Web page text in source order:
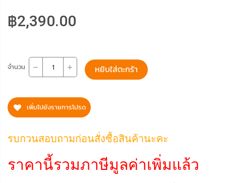
฿2,390.00
จำนวน หยิบใส่ตะกร้า
เพิ่มไปยังรายการโปรด
รบกวนสอบถามก่อนสั่งซื้อสินค้านะคะ
ราคานี้รวมภาษีมูลค่าเพิ่มแล้ว